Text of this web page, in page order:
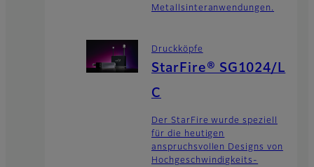
Metallsinteranwendungen.
Druckköpfe
StarFire® SG1024/L
C
Der StarFire wurde speziell
für die heutigen
anspruchsvollen Designs von
Hochgeschwindigkeits-